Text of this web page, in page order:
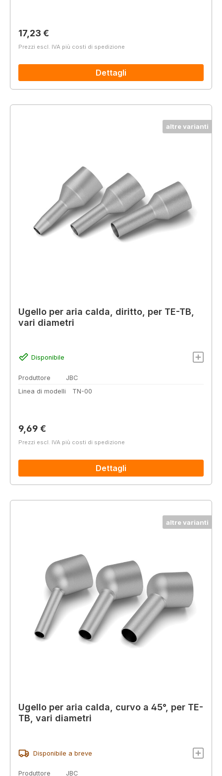
Prezzo normale:
17,23 €
Prezzi escl. IVA più costi di spedizione
Dettagli
altre varianti
Ugello per aria calda, diritto, per TE-TB,
vari diametri
Disponibile
Produttore
JBC
Linea di modelli
TN-00
Prezzo normale:
9,69 €
Prezzi escl. IVA più costi di spedizione
Dettagli
altre varianti
Ugello per aria calda, curvo a 45°, per TE-
TB, vari diametri
Disponibile a breve
Produttore JBC